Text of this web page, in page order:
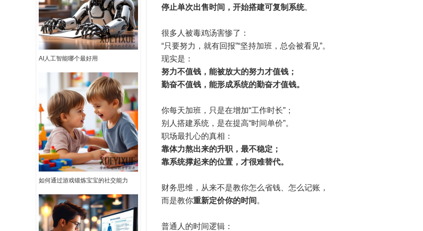
AI人工智能哪个最好用
如何通过游戏锻炼宝宝的社交能力
停止单次出售时间，开始搭建可复制系统。
很多人被毒鸡汤害惨了：
“只要努力，就有回报”“坚持加班，总会被看见”。
现实是：
努力不值钱，能被放大的努力才值钱；
勤奋不值钱，能形成系统的勤奋才值钱。
你每天加班，只是在增加“工作时长”；
别人搭建系统，是在提高“时间单价”。
职场最扎心的真相：
靠体力熬出来的升职，最不稳定；
靠系统撑起来的位置，才很难替代。
财务思维，从来不是教你怎么省钱、怎么记账，
而是教你重新定价你的时间 。
普通人的时间逻辑：